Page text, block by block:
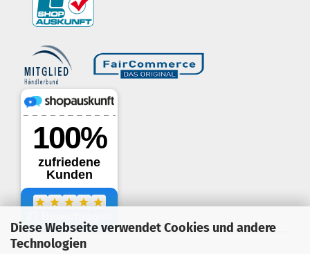
Diese Webseite verwendet Cookies und andere
Technologien
.